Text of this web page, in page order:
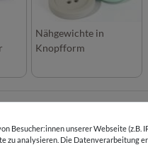
Nähgewichte in
Knopfform
Besucher:innen unserer Webseite (z.B.
zu analysieren. Die Datenverarbeitung